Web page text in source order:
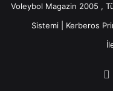
Voleybol Magazin 2005 ,
Sistemi
Kerberos